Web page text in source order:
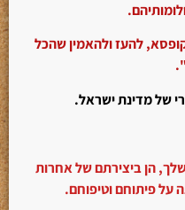
להעז ולהאמין שהכל
של מדינת ישראל.
הן ביצירתם של אחרות
על פיתוחם וטיפוחם.